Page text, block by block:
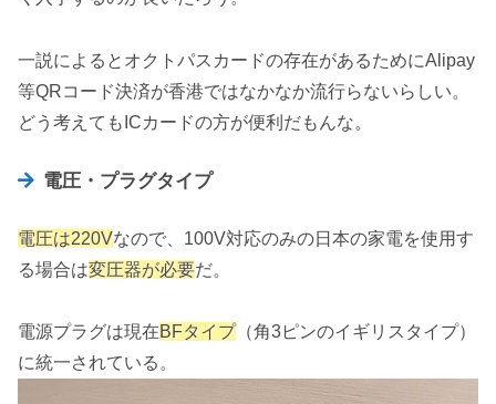
一説によるとオクトパスカードの存在があるためにAlipay
等QRコード決済が香港ではなかなか流行らないらしい。
どう考えてもICカードの方が便利だもんな。
電圧・プラグタイプ
電圧は220Vなので、100V対応のみの日本の家電を使用す
る場合は変圧器が必要だ。
電源プラグは現在BFタイプ（角3ピンのイギリスタイプ）
に統一されている。